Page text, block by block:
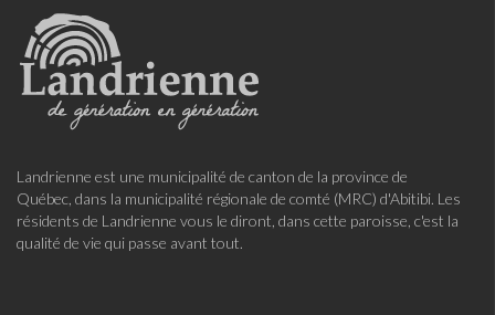
Landrienne est une municipalité de canton de la province de
Québec, dans la municipalité régionale de comté (MRC) d'Abitibi. Les
résidents de Landrienne vous le diront, dans cette paroisse, c'est la
qualité de vie qui passe avant tout.